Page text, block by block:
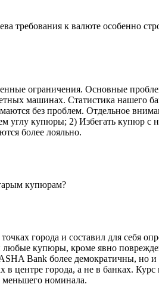
требования к валюте особенно
ограничения. Основные
машинах. Статистика нашего
без проблем. Отдельное
углу купюры; 2) Избегать купюр
более лояльно.
купюрам?
города и составил для себя
купюры, кроме явно
Bank более демократичны,
в центре города, а не в банках.
номинала.